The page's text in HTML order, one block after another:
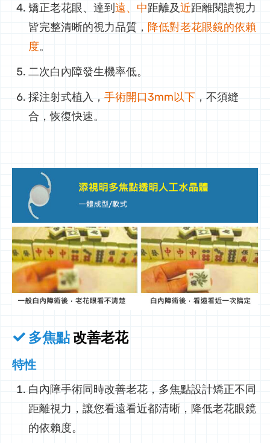
矯正老花眼、達到 遠、中距離及近距離閱讀視力
皆完整清晰的視力品質， 降低對老花眼鏡的依賴
度。
二次白內障發生機率低。
採注射式植入， 手術開口3mm以下 ，不須縫
合，恢復快速。
多焦點 改善老花
特性
白內障手術同時改善老花，多焦點設計矯正不同
距離視力，讓您看遠看近都清晰，降低老花眼鏡
的依賴度。